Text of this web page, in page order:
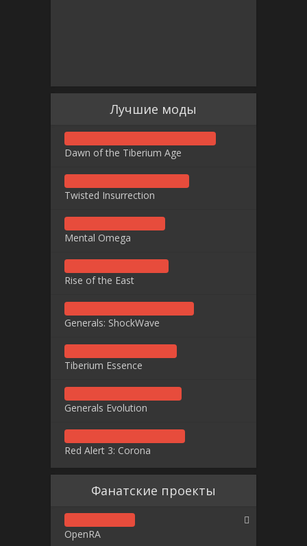
Лучшие моды
Dawn of the Tiberium Age
Twisted Insurrection
Mental Omega
Rise of the East
Generals: ShockWave
Tiberium Essence
Generals Evolution
Red Alert 3: Corona
Фанатские проекты
OpenRA